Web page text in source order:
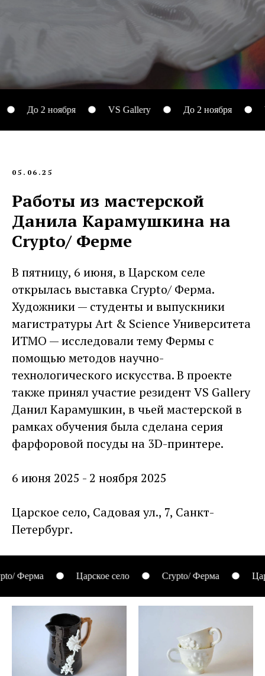
До 2 ноября VS Gallery До 2 ноября VS
05.06.25
Работы из мастерской
Данила Карамушкина на
Crypto/ Ферме
В пятницу, 6 июня, в Царском селе
открылась выставка Crypto/ Ферма.
Художники — студенты и выпускники
магистратуры Art & Science Университета
ИТМО — исследовали тему Фермы с
помощью методов научно-
технологического искусства. В проекте
также принял участие резидент VS Gallery
Данил Карамушкин, в чьей мастерской в
рамках обучения была сделана серия
фарфоровой посуды на 3D-принтере.
6 июня 2025 - 2 ноября 2025
Царское село, Садовая ул., 7, Санкт-
Петербург.
Ферма Царское село Crypto/ Ферма